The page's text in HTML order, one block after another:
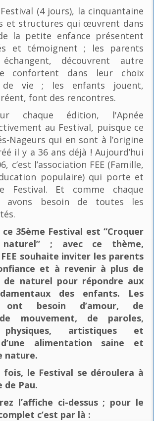
(4 jours), la cinquantaine
et structures qui œuvrent dans
la petite enfance présentent
et témoignent ; les parents
découvrent autre
confortent dans leur choix
de vie ; les enfants jouent,
font des rencontres.
chaque édition, l'Apnée
au Festival, puisque ce
Nageurs qui en sont à l’origine
il y a 36 ans déjà ! Aujourd’hui
c’est l’association FEE (Famille,
populaire) qui porte et
Festival. Et comme chaque
avons besoin de toutes les
35ème Festival est “Croquer
; avec ce thème,
souhaite inviter les parents
et à revenir à plus de
naturel pour répondre aux
des enfants. Les
ont besoin d’amour, de
mouvement, de paroles,
physiques, artistiques et
alimentation saine et
nature.
fois, le Festival se déroulera à
de Pau.
l’affiche ci-dessus ; pour le
c’est par là :